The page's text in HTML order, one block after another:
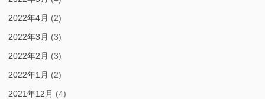
2022年4月 (2)
2022年3月 (3)
2022年2月 (3)
2022年1月 (2)
2021年12月 (4)